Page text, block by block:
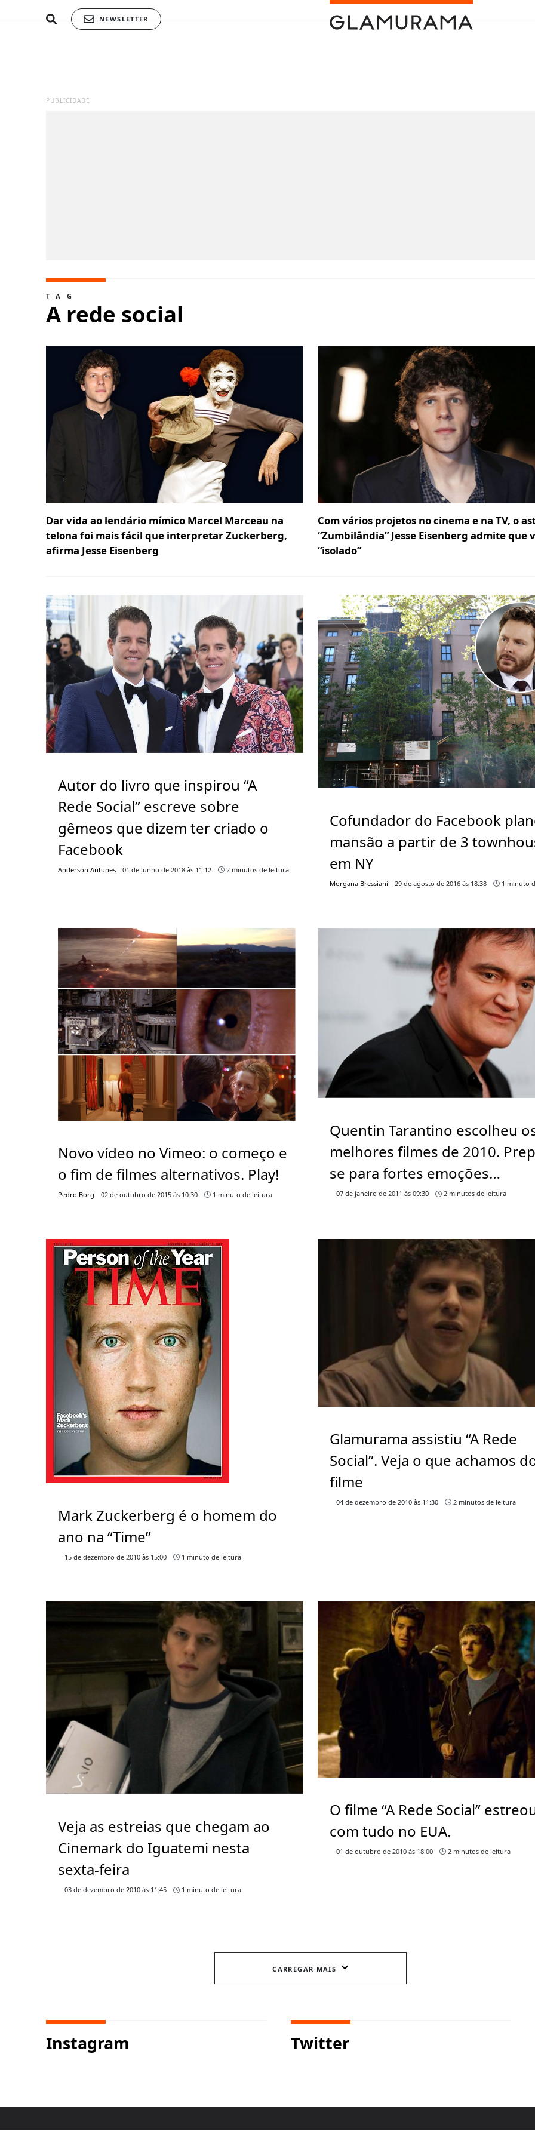
NEWSLETTER
PUBLICIDADE
TAG
A rede social
Dar vida ao lendário mímico Marcel Marceau na
telona foi mais fácil que interpretar Zuckerberg,
afirma Jesse Eisenberg
Com vários projetos no cinema e na TV, o
“Zumbilândia” Jesse Eisenberg admite que
“isolado”
Autor do livro que inspirou “A
Rede Social” escreve sobre
gêmeos que dizem ter criado o
Facebook
Anderson Antunes 01 de junho de 2018 às 11:12 2 minutos de leitura
Cofundador do Facebook
mansão a partir de 3
em NY
Morgana Bressiani 29 de agosto de 2016 às 18:38 1 minuto
Novo vídeo no Vimeo: o começo e
o fim de filmes alternativos. Play!
Pedro Borg 02 de outubro de 2015 às 10:30 1 minuto de leitura
Quentin Tarantino escolheu
melhores filmes de 2010.
se para fortes emoções…
07 de janeiro de 2011 às 09:30 2 minutos de leitura
Mark Zuckerberg é o homem do
ano na “Time”
15 de dezembro de 2010 às 15:00 1 minuto de leitura
Glamurama assistiu “A Rede
Social”. Veja o que achamos
filme
04 de dezembro de 2010 às 11:30 2 minutos de leitura
Veja as estreias que chegam ao
Cinemark do Iguatemi nesta
sexta-feira
03 de dezembro de 2010 às 11:45 1 minuto de leitura
O filme “A Rede Social”
com tudo no EUA.
01 de outubro de 2010 às 18:00 2 minutos de leitura
CARREGAR MAIS
Instagram Twitter